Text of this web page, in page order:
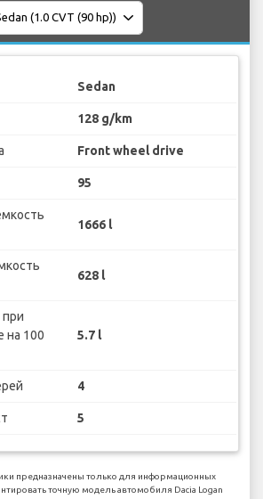
Sedan
128 g/km
Front wheel drive
95
1666 l
628 l
на 100
5.7 l
4
5
предназначены только для информационных
точную модель автомобиля Dacia Logan